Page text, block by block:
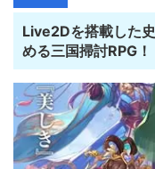
Live2Dを搭載した
める三国掃討RPG！